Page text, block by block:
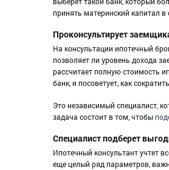
принять материнский капитал в
Проконсультирует
На консультации ипотечный
позволяет ли уровень дохода
рассчитает полную стоимость
банк, и посоветует, как
Это независимый специалист,
задача состоит в том, чтобы
Специалист подберет
Ипотечный консультант учтет
еще целый ряд параметров,